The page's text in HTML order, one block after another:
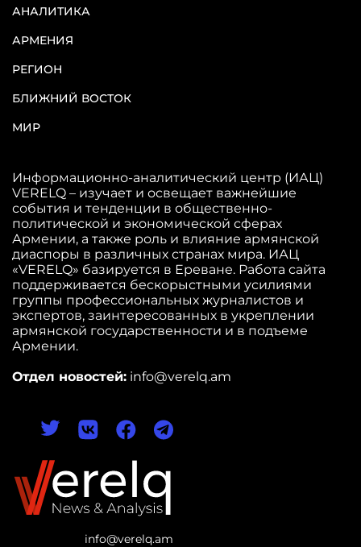
info@verelq.am
АНАЛИТИКА
АРМЕНИЯ
РЕГИОН
БЛИЖНИЙ ВОСТОК
МИР
Информационно-аналитический центр (ИАЦ)
VERELQ – изучает и освещает важнейшие
события и тенденции в общественно-
политической и экономической сферах
Армении, а также роль и влияние армянской
диаспоры в различных странах мира. ИАЦ
«VERELQ» базируется в Ереване. Работа сайта
поддерживается бескорыстными усилиями
группы профессиональных журналистов и
экспертов, заинтересованных в укреплении
армянской государственности и в подъеме
Армении.
Отдел новостей: info@verelq.am